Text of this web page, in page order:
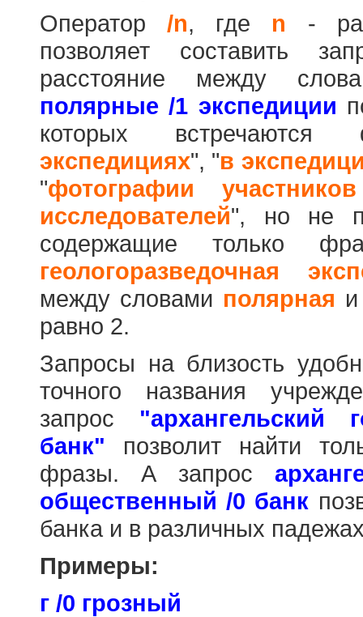
Оператор/n, где n -
позволяет составить
расстояние между
полярные /1 экспедиции
которых
экспедициях", "в
"фотографии
исследователей", но не
содержащие только
геологоразведочная
между словами полярная
равно 2.
Запросы на близость
точного названия
запрос "архангельский
банк" позволит найти
фразы. А запрос
общественный /0 банк
банка и в различных
Примеры:
г /0 грозный